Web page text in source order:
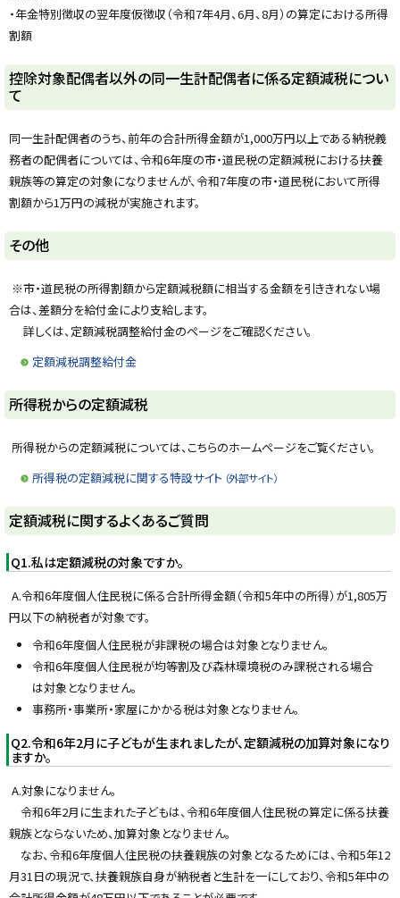
・年金特別徴収の翌年度仮徴収（令和7年4月、6月、8月）の算定における所得
割額
ト
ッ
に
戻
る
控除対象配偶者以外の同一生計配偶者に係る定額減税につい
て
同一生計配偶者のうち、前年の合計所得金額が1,000万円以上である納税義
務者の配偶者については、令和6年度の市・道民税の定額減税における扶養
親族等の算定の対象になりませんが、令和7年度の市・道民税において所得
割額から1万円の減税が実施されます。
ト
ッ
プ
に
その他
※市・道民税の所得割額から定額減税額に相当する金額を引ききれない場
合は、差額分を給付金により支給します。
詳しくは、定額減税調整給付金のページをご確認ください。
定額減税調整給付金
ト
ッ
プ
る
所得税からの定額減税
所得税からの定額減税については、こちらのホームページをご覧ください。
所得税の定額減税に関する特設サイト （外部サイト）
ト
ッ
プ
戻
る
定額減税に関するよくあるご質問
Q1.私は定額減税の対象ですか。
A.令和6年度個人住民税に係る合計所得金額（令和5年中の所得）が1,805万
円以下の納税者が対象です。
令和6年度個人住民税が非課税の場合は対象となりません。
令和6年度個人住民税が均等割及び森林環境税のみ課税される場合
は対象となりません。
事務所・事業所・家屋にかかる税は対象となりません。
Q2.令和6年2月に子どもが生まれましたが、定額減税の加算対象になり
ますか。
A.対象になりません。
令和6年2月に生まれた子どもは、令和6年度個人住民税の算定に係る扶養
親族とならないため、加算対象となりません。
なお、令和6年度個人住民税の扶養親族の対象となるためには、令和5年12
月31日の現況で、扶養親族自身が納税者と生計を一にしており、令和5年中の